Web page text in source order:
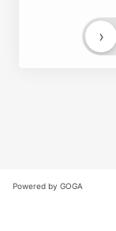
›
Powered by GOGA